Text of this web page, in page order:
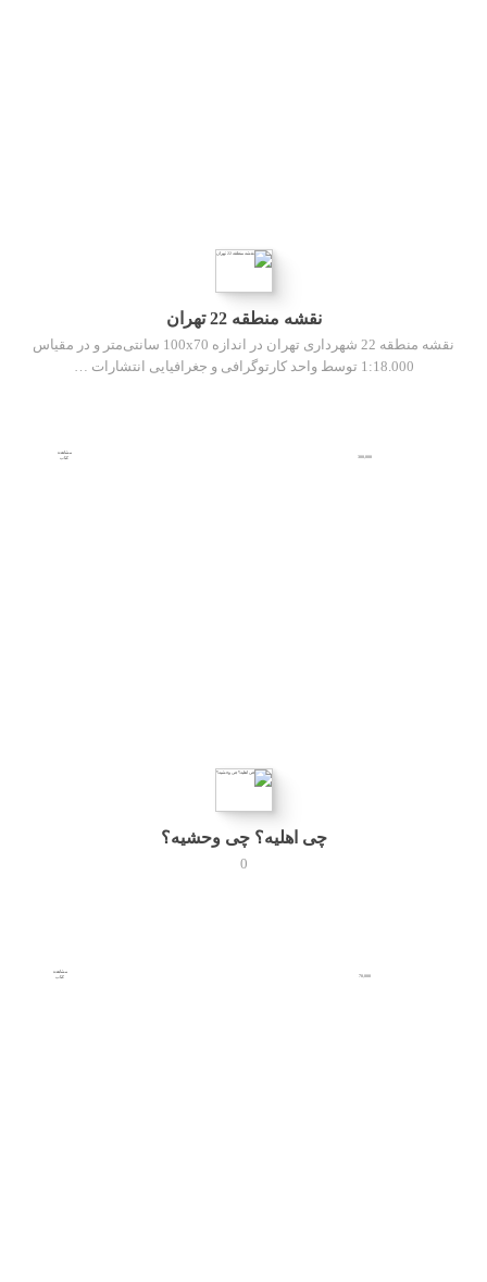
نقشه منطقه 22 تهران
نقشه منطقه 22 شهرداری تهران در اندازه 100x70 سانتی‌متر و در مقیاس
1:18.000 توسط واحد کارتوگرافی و جغرافیایی انتشارات …
300,000
مشاهده
کتاب
چی اهلیه؟ چی وحشیه؟
0
70,000
مشاهده
کتاب